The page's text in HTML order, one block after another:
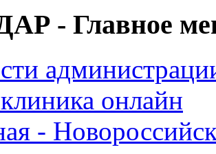
- Главное
онлайн
-